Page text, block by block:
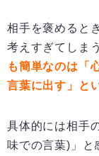
相手を褒めると
考えすぎてしま
も簡単なのは「
言葉に出す」と
具体的には相手
味での言葉)」と